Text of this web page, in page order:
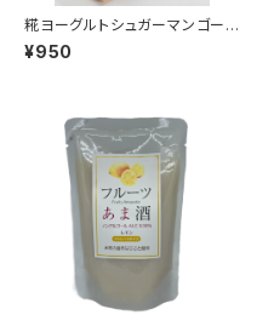
糀ヨーグルトシュガーマンゴーと
アップル
¥950